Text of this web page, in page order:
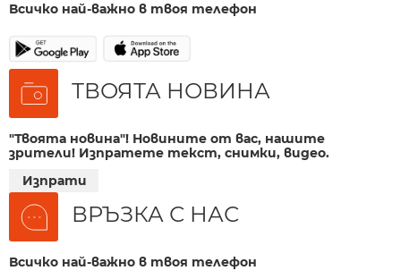
Всичко най-важно в твоя телефон
ТВОЯТА НОВИНА
"Твоята новина"! Новините от вас, нашите
зрители! Изпратете текст, снимки, видео.
Изпрати
ВРЪЗКА С НАС
Всичко най-важно в твоя телефон